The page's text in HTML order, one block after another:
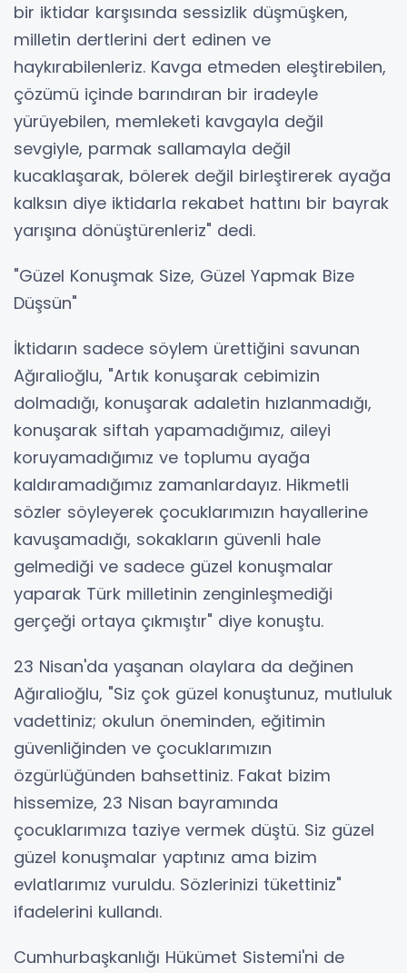
bir iktidar karşısında sessizlik düşmüşken,
milletin dertlerini dert edinen ve
haykırabilenleriz. Kavga etmeden eleştirebilen,
çözümü içinde barındıran bir iradeyle
yürüyebilen, memleketi kavgayla değil
sevgiyle, parmak sallamayla değil
kucaklaşarak, bölerek değil birleştirerek ayağa
kalksın diye iktidarla rekabet hattını bir bayrak
yarışına dönüştürenleriz" dedi.
"Güzel Konuşmak Size, Güzel Yapmak Bize
Düşsün"
İktidarın sadece söylem ürettiğini savunan
Ağıralioğlu, "Artık konuşarak cebimizin
dolmadığı, konuşarak adaletin hızlanmadığı,
konuşarak siftah yapamadığımız, aileyi
koruyamadığımız ve toplumu ayağa
kaldıramadığımız zamanlardayız. Hikmetli
sözler söyleyerek çocuklarımızın hayallerine
kavuşamadığı, sokakların güvenli hale
gelmediği ve sadece güzel konuşmalar
yaparak Türk milletinin zenginleşmediği
gerçeği ortaya çıkmıştır" diye konuştu.
23 Nisan'da yaşanan olaylara da değinen
Ağıralioğlu, "Siz çok güzel konuştunuz, mutluluk
vadettiniz; okulun öneminden, eğitimin
güvenliğinden ve çocuklarımızın
özgürlüğünden bahsettiniz. Fakat bizim
hissemize, 23 Nisan bayramında
çocuklarımıza taziye vermek düştü. Siz güzel
güzel konuşmalar yaptınız ama bizim
evlatlarımız vuruldu. Sözlerinizi tükettiniz"
ifadelerini kullandı.
Cumhurbaşkanlığı Hükümet Sistemi'ni de